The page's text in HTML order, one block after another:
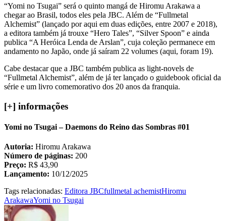
“Yomi no Tsugai” será o quinto mangá de Hiromu Arakawa a
chegar ao Brasil, todos eles pela JBC. Além de “Fullmetal
Alchemist” (lançado por aqui em duas edições, entre 2007 e 2018),
a editora também já trouxe “Hero Tales”, “Silver Spoon” e ainda
publica “A Heróica Lenda de Arslan”, cuja coleção permanece em
andamento no Japão, onde já saíram 22 volumes (aqui, foram 19).
Cabe destacar que a JBC também publica as light-novels de
“Fullmetal Alchemist”, além de já ter lançado o guidebook oficial da
série e um livro comemorativo dos 20 anos da franquia.
[+] informações
Yomi no Tsugai – Daemons do Reino das Sombras #01
Autoria: Hiromu Arakawa
Número de páginas: 200
Preço: R$ 43,90
Lançamento: 10/12/2025
Tags relacionadas: Editora JBCfullmetal achemistHiromu
ArakawaYomi no Tsugai